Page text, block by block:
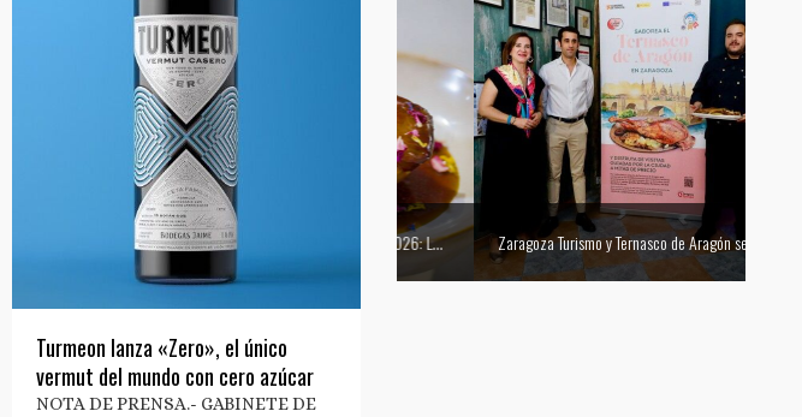
Turmeon lanza «Zero», el único
vermut del mundo con cero azúcar
NOTA DE PRENSA.- GABINETE DE
Zaragoza Turismo y Ternasco de Aragón se unen para promocionar la ciudad a través de su gastronomía